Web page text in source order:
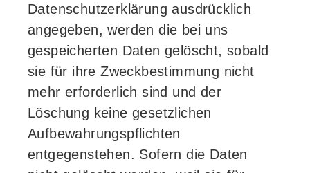
Datenschutzerklärung ausdrücklich
angegeben, werden die bei uns
gespeicherten Daten gelöscht, sobald
sie für ihre Zweckbestimmung nicht
mehr erforderlich sind und der
Löschung keine gesetzlichen
Aufbewahrungspflichten
entgegenstehen. Sofern die Daten